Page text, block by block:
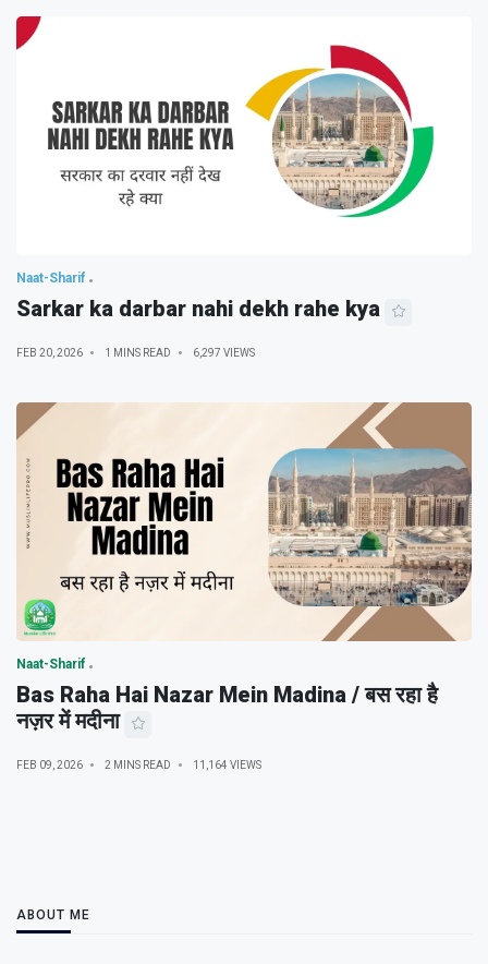
Naat-Sharif
Sarkar ka darbar nahi dekh rahe kya
FEB 20, 2026 1 MINS READ 6,297 VIEWS
Naat-Sharif
Bas Raha Hai Nazar Mein Madina / बस रहा है
नज़र में मदीना
FEB 09, 2026 2 MINS READ 11,164 VIEWS
ABOUT ME